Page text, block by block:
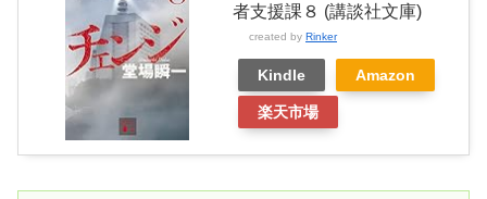
者支援課８ (講談社文庫)
created by Rinker
Kindle Amazon
楽天市場